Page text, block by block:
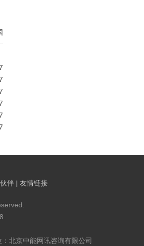
伴 | 友情链接
北京中能网讯咨询有限公司